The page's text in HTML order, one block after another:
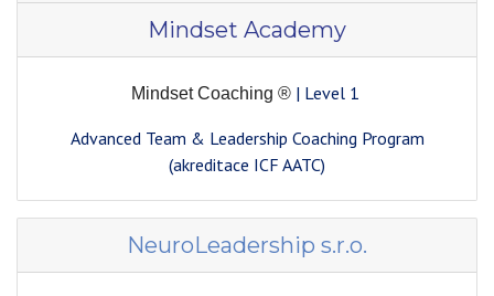
Mindset Academy
Mindset Coaching ®| Level 1
Advanced Team & Leadership Coaching Program
(akreditace ICF AATC)
NeuroLeadership s.r.o.